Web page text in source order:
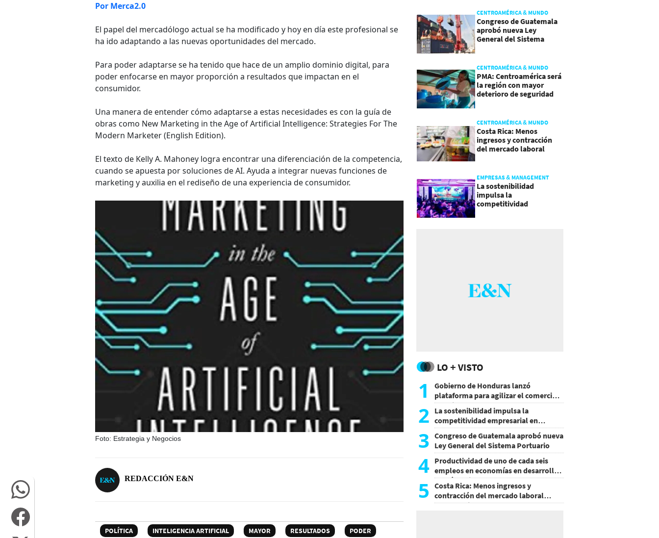
Por Merca2.0
El papel del mercadólogo actual se ha modificado y hoy en día este profesional se
ha ido adaptando a las nuevas oportunidades del mercado.
Para poder adaptarse se ha tenido que hace de un amplio dominio digital, para
poder enfocarse en mayor proporción a resultados que impactan en el
consumidor.
Una manera de entender cómo adaptarse a estas necesidades es con la guía de
obras como New Marketing in the Age of Artificial Intelligence: Strategies For The
Modern Marketer (English Edition).
El texto de Kelly A. Mahoney logra encontrar una diferenciación de la competencia,
cuando se apuesta por soluciones de AI. Ayuda a integrar nuevas funciones de
marketing y auxilia en el rediseño de una experiencia de consumidor.
Foto: Estrategia y Negocios
REDACCIÓN E&N
POLÍTICA INTELIGENCIA ARTIFICIAL MAYOR RESULTADOS
PODER
CENTROAMÉRICA & MUNDO
Congreso de Guatemala
aprobó nueva Ley
General del Sistema
CENTROAMÉRICA & MUNDO
PMA: Centroamérica será
la región con mayor
deterioro de seguridad
CENTROAMÉRICA & MUNDO
Costa Rica: Menos
ingresos y contracción
del mercado laboral
EMPRESAS & MANAGEMENT
La sostenibilidad
impulsa la
competitividad
LO + VISTO
1
Gobierno de Honduras lanzó
plataforma para agilizar el comercio
exterior
2 La sostenibilidad impulsa la
competitividad empresarial en
Guatemala
3 Congreso de Guatemala aprobó nueva
Ley General del Sistema Portuario
4 Productividad de uno de cada seis
empleos en economías en desarrollo
podría mejorar por la IA
5
Costa Rica: Menos ingresos y
contracción del mercado laboral
causan baja del consumo